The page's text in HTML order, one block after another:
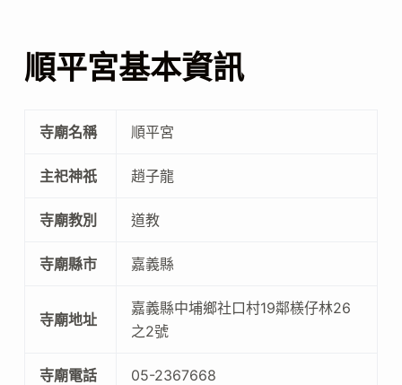
順平宮基本資訊
寺廟名稱 順平宮
主祀神祇 趙子龍
寺廟教別 道教
寺廟縣市 嘉義縣
寺廟地址
嘉義縣中埔鄉社口村19鄰檨仔林26
之2號
寺廟電話 05-2367668